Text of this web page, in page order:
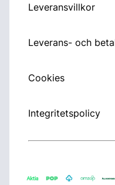
Leveransvillkor
Leverans- och
Cookies
Integritetspolicy